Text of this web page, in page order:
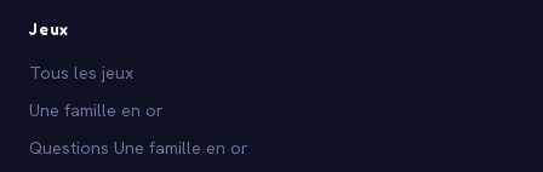
Jeux
Tous les jeux
Une famille en or
Questions Une famille en or